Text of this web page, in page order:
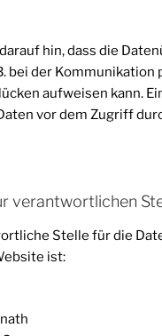
hin, dass die
bei der Kommunikation
aufweisen kann.
vor dem Zugriff
verantwortlichen
Stelle für die
ist: